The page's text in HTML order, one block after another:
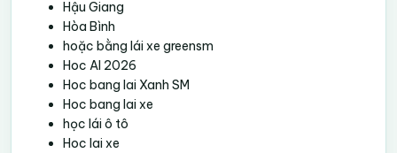
Hậu Giang
Hòa Bình
hoặc bằng lái xe greensm
Hoc AI 2026
Hoc bang lai Xanh SM
Hoc bang lai xe
học lái ô tô
Hoc lai xe